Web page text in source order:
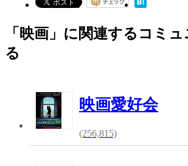
「映画」に関連するコミ
る
映画愛好会
(256,815)